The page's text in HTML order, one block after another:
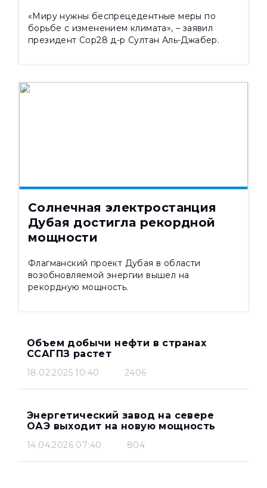
«Миру нужны беспрецедентные меры по
борьбе с изменением климата», – заявил
президент Cop28 д-р Султан Аль-Джабер.
Солнечная электростанция
Дубая достигла рекордной
мощности
Флагманский проект Дубая в области
возобновляемой энергии вышел на
рекордную мощность.
Объем добычи нефти в странах
ССАГПЗ растет
18.02.2025 10:40 2406
Энергетический завод на севере
ОАЭ выходит на новую мощность
14.04.2026 07:40 804